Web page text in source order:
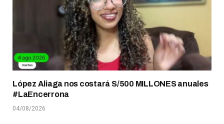
López Aliaga nos costará S/500 MILLONES anuales
#LaEncerrona
04/08/2026